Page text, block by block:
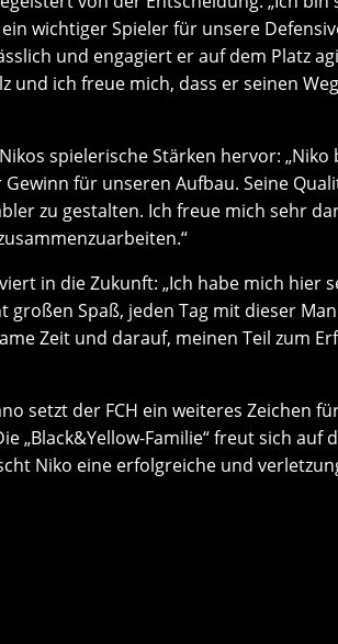
wichtiger Spieler für unsere
und engagiert er auf dem Platz
und ich freue mich, dass er seinen
spielerische Stärken hervor: „Niko
für unseren Aufbau. Seine
zu gestalten. Ich freue mich sehr
in die Zukunft: „Ich habe mich hier
Spaß, jeden Tag mit dieser
Zeit und darauf, meinen Teil zum
setzt der FCH ein weiteres Zeichen
„Black&Yellow-Familie“ freut sich auf
Niko eine erfolgreiche und